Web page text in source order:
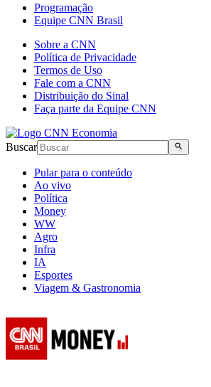
Programação
Equipe CNN Brasil
Sobre a CNN
Política de Privacidade
Termos de Uso
Fale com a CNN
Distribuição do Sinal
Faça parte da Equipe CNN
Buscar
Pular para o conteúdo
Ao vivo
Política
Money
WW
Agro
Infra
IA
Esportes
Viagem & Gastronomia